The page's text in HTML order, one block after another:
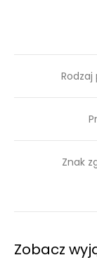
Znak
Zobacz